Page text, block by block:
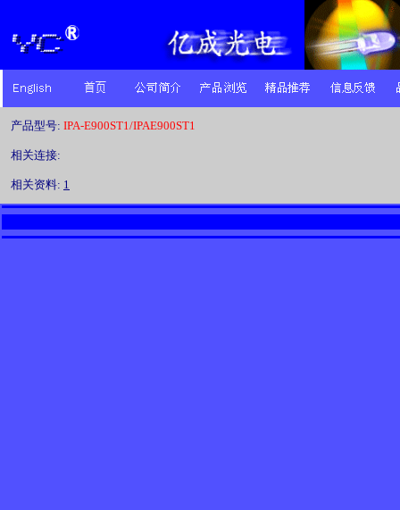
产品型号: IPA-E900ST1/IPAE900ST1
相关连接:
相关资料: 1